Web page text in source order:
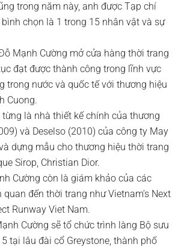
trong năm này, anh được Tạp chí
chọn là 1 trong 15 nhân vật và sự
Mạnh Cường mở cửa hàng thời trang
đạt được thành công trong lĩnh vực
trong nước và quốc tế với thương hiệu
Cuong.
là nhà thiết kế chính của thương
và Deselso (2010) của công ty May
dựng mẫu cho thương hiệu thời trang
Sirop, Christian Dior.
Cường còn là giám khảo của các
đến thời trang như Vietnam’s Next
Runway Viet Nam.
Cường sẽ tổ chức trình làng Bộ sưu
tại lâu đài cổ Greystone, thành phố